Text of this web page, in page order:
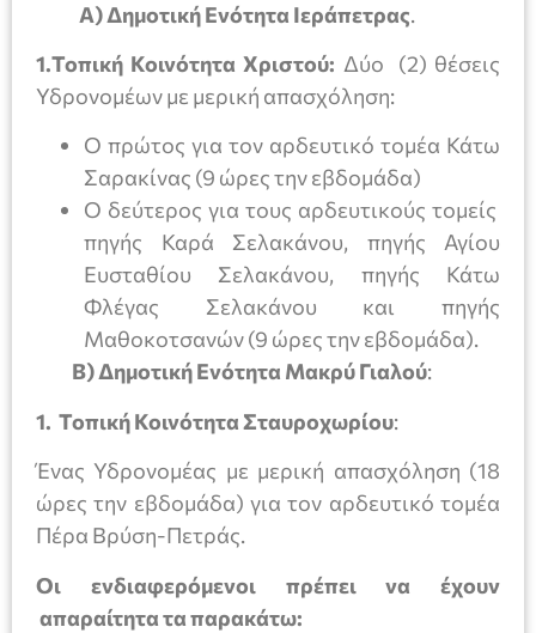
Α) Δημοτική Ενότητα Ιεράπετρας.
1.Τοπική Κοινότητα Χριστού: Δύο (2) θέσεις
Υδρονομέων με μερική απασχόληση:
Ο πρώτος για τον αρδευτικό τομέα Κάτω
Σαρακίνας (9 ώρες την εβδομάδα)
Ο δεύτερος για τους αρδευτικούς τομείς
πηγής Καρά Σελακάνου, πηγής Αγίου
Ευσταθίου Σελακάνου, πηγής Κάτω
Φλέγας Σελακάνου και πηγής
Μαθοκοτσανών (9 ώρες την εβδομάδα).
Β) Δημοτική Ενότητα Μακρύ Γιαλού:
1. Τοπική Κοινότητα Σταυροχωρίου:
Ένας Υδρονομέας με μερική απασχόληση (18
ώρες την εβδομάδα) για τον αρδευτικό τομέα
Πέρα Βρύση-Πετράς.
Οι ενδιαφερόμενοι πρέπει να έχουν
απαραίτητα τα παρακάτω: